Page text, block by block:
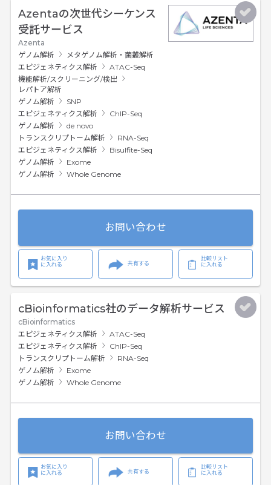
Azentaの次世代シーケンス
受託サービス
Azenta
ゲノム解析
メタゲノム解析・菌叢解析
エピジェネティクス解析
ATAC-Seq
機能解析/スクリーニング/検出
レパトア解析
ゲノム解析
SNP
エピジェネティクス解析
ChIP-Seq
ゲノム解析
de novo
トランスクリプトーム解析
RNA-Seq
エピジェネティクス解析
Bisulfite-Seq
ゲノム解析
Exome
ゲノム解析
Whole Genome
お問い合わせ
お気に入り
に入れる
共有する
比較リスト
に入れる
cBioinformatics社のデータ解析サービス
cBioinformatics
エピジェネティクス解析
ATAC-Seq
エピジェネティクス解析
ChIP-Seq
トランスクリプトーム解析
RNA-Seq
ゲノム解析
Exome
ゲノム解析
Whole Genome
お問い合わせ
お気に入り
に入れる
共有する
比較リスト
に入れる